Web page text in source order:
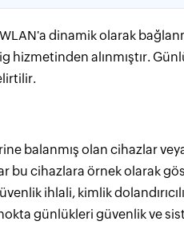
dinamik olarak
hizmetinden alınmıştır.
balanmış olan cihazlar
bu cihazlara örnek olarak
ihlali, kimlik
günlükleri güvenlik ve